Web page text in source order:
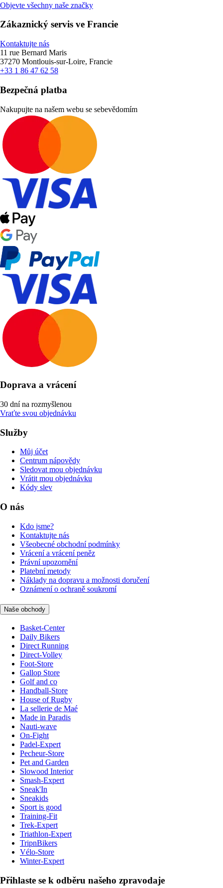
Objevte všechny naše značky
Zákaznický servis ve Francie
Kontaktujte nás
11 rue Bernard Maris
37270 Montlouis-sur-Loire, Francie
+33 1 86 47 62 58
Bezpečná platba
Nakupujte na našem webu se sebevědomím
Doprava a vrácení
30 dní na rozmyšlenou
Vraťte svou objednávku
Služby
Můj účet
Centrum nápovědy
Sledovat mou objednávku
Vrátit mou objednávku
Kódy slev
O nás
Kdo jsme?
Kontaktujte nás
Všeobecné obchodní podmínky
Vrácení a vrácení peněz
Právní upozornění
Platební metody
Náklady na dopravu a možnosti doručení
Oznámení o ochraně soukromí
Naše obchody
Basket-Center
Daily Bikers
Direct Running
Direct-Volley
Foot-Store
Gallop Store
Golf and co
Handball-Store
House of Rugby
La sellerie de Maé
Made in Paradis
Nauti-wave
On-Fight
Padel-Expert
Pecheur-Store
Pet and Garden
Slowood Interior
Smash-Expert
Sneak'In
Sneakids
Sport is good
Training-Fit
Trek-Expert
Triathlon-Expert
TripnBikers
Vélo-Store
Winter-Expert
Přihlaste se k odběru našeho zpravodaje